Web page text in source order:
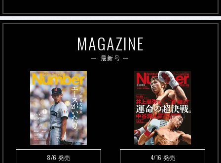
MAGAZINE
最新号
8/6 発売 4/16 発売